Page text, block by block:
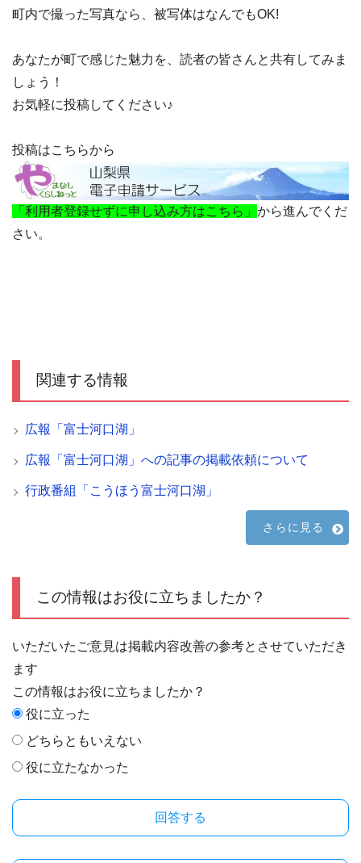
町内で撮った写真なら、被写体はなんでもOK!
あなたが町で感じた魅力を、読者の皆さんと共有してみま
しょう！
お気軽に投稿してください♪
投稿はこちらから
「利用者登録せずに申し込み方はこちら」 から進んでくだ
さい。
関連する情報
広報「富士河口湖」
広報「富士河口湖」への記事の掲載依頼について
行政番組「こうほう富士河口湖」
さらに見る
この情報はお役に立ちましたか？
いただいたご意見は掲載内容改善の参考とさせていただき
ます
この情報はお役に立ちましたか？
役に立った
どちらともいえない
役に立たなかった